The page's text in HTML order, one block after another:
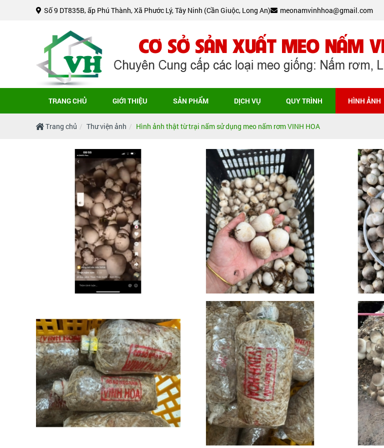
Số 9 DT835B, ấp Phú Thành, Xã Phước Lý, Tây Ninh (Cần Giuộc, Long An)
meonamvinhhoa@gmail.com
TRANG CHỦ GIỚI THIỆU SẢN PHẨM DỊCH VỤ QUY TRÌNH HÌNH ẢNH
Trang chủ Thư viện ảnh Hình ảnh thật từ trại nấm sử dụng meo nấm rơm VINH HOA